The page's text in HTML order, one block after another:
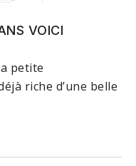
VOICI
petite
riche d’une belle